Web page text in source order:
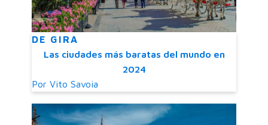
DE GIRA
Las ciudades más baratas del mundo en
2024
Por Vito Savoia